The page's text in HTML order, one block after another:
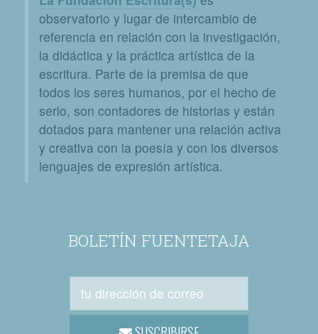
observatorio y lugar de intercambio de
referencia en relación con la investigación,
la didáctica y la práctica artística de la
escritura. Parte de la premisa de que
todos los seres humanos, por el hecho de
serlo, son contadores de historias y están
dotados para mantener una relación activa
y creativa con la poesía y con los diversos
lenguajes de expresión artística.
BOLETÍN FUENTETAJA